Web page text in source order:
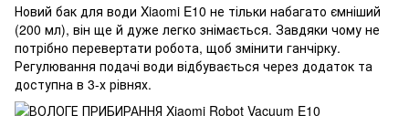
Новий бак для води Xiaomi E10 не тільки набагато ємніший
(200 мл), він ще й дуже легко знімається. Завдяки чому не
потрібно перевертати робота, щоб змінити ганчірку.
Регулювання подачі води відбувається через додаток та
доступна в 3-х рівнях.